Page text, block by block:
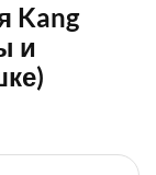
Kang
и